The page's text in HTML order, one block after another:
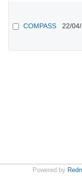
COMPASS 22/
Powered by